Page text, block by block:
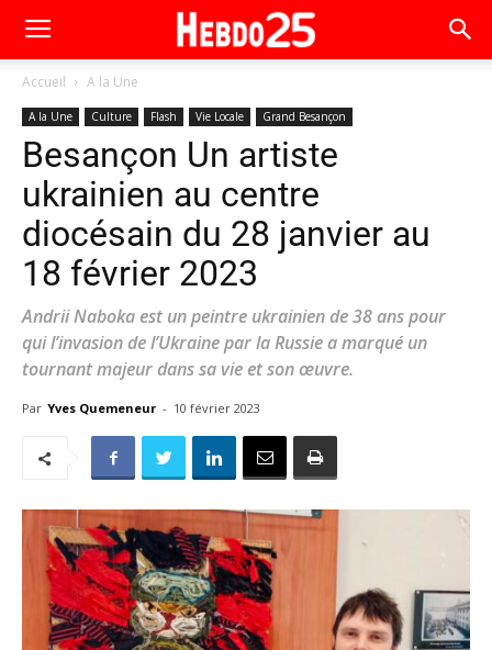
Accueil A la Une
A la Une Culture Flash Vie Locale Grand Besançon
Besançon Un artiste
ukrainien au centre
diocésain du 28 janvier au
18 février 2023
Andrii Naboka est un peintre ukrainien de 38 ans pour
qui l’invasion de l’Ukraine par la Russie a marqué un
tournant majeur dans sa vie et son œuvre.
Par Yves Quemeneur - 10 février 2023